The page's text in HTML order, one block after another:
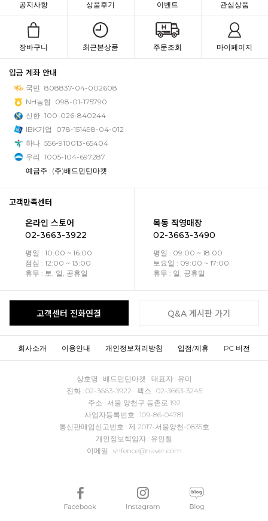
공지사항 상품후기 이벤트 관심상품
장바구니 최근본상품 주문조회 마이페이지
입금 계좌 안내
국민 808837-04-002608
NH농협
098-01-175790
신한 100-026-840244
IBK기업
078-151498-04-012
하나 556-910013-65404
우리 1005-104-697287
예금주 : (주)배드민턴마켓
고객만족센터
온라인 스토어
02-3663-3922
평일 : 10:00 ~ 16:00
점심 : 12:00 ~ 13:00
휴무 : 토, 일, 공휴일
목동 직영매장
02-3663-3490
평일 : 09:00 ~ 18:00
토요일 : 09:00 ~ 17:00
휴무 : 일, 공휴일
고객센터 전화연결 Q&A 게시판 가기
회사소개 이용안내 개인정보처리방침 입점/제휴 PC 버전
상호명 : 배드민턴마켓 대표자 : 유미
전화 : 02-3663-3922 팩스 : 02-3663-3245
주소 : 서울 양천구 등촌로 192
사업자등록번호 : 109-86-04781
통신판매업신고번호 : 제 2017-서울양천-0835호
개인정보책임자 : 유인철
이메일 : shfence@naver.com